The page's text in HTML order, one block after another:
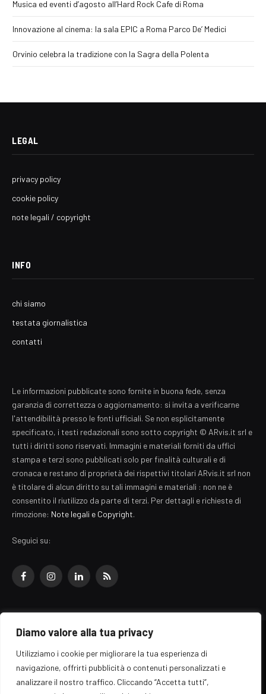
Diamo valore alla tua privacy
Utilizziamo i cookie per migliorare la tua esperienza di
navigazione, offrirti pubblicità o contenuti personalizzati e
analizzare il nostro traffico. Cliccando “Accetta tutti”,
Musica ed eventi d’agosto all’Hard Rock Cafe di Roma
Innovazione al cinema: la sala EPIC a Roma Parco De’ Medici
Orvinio celebra la tradizione con la Sagra della Polenta
LEGAL
privacy policy
cookie policy
note legali / copyright
INFO
chi siamo
testata giornalistica
contatti
Le informazioni pubblicate sono fornite in buona fede, senza
garanzia di correttezza o aggiornamento: si invita a verificarne
l'attendibilità presso le fonti ufficiali. Se non esplicitamente
specificato, i testi redazionali sono sotto copyright © ARvis.it srl e
tutti i diritti sono riservati. Immagini e materiali forniti da uffici
stampa e terzi sono pubblicati solo per finalità culturali e di
cronaca e restano di proprietà dei rispettivi titolari ARvis.it srl non
è titolare di alcun diritto su tali immagini e materiali : non ne è
consentito il riutilizzo da parte di terzi. Per dettagli e richieste di
rimozione: Note legali e Copyright.
Seguici su:
FacebookInstagramLinkedInRSS
© 2026 EZ Rome Designed by ARvis.it
Il portale EZ Rome e' una testata giornalistica di carattere generalista
registrata al tribunale di Roma - Numero 389/2008
Direttore responsabile: Raffaella Roani - ISSN: 2036-783X